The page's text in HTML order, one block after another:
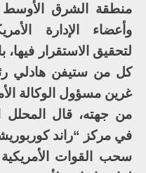
منطقة الشرق الأوسط
وأعضاء الإدارة
لتحقيق الاستقرار
كل من ستيفن هادلي
غرين مسؤول الوكالة
من جهته، قال المحلل
في مركز “راند
سحب القوات